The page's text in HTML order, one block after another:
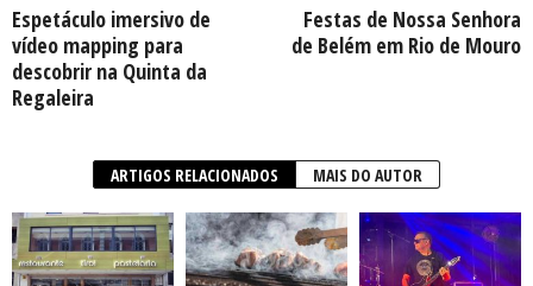
Espetáculo imersivo de
vídeo mapping para
descobrir na Quinta da
Regaleira
Festas de Nossa Senhora
de Belém em Rio de Mouro
ARTIGOS RELACIONADOS MAIS DO AUTOR